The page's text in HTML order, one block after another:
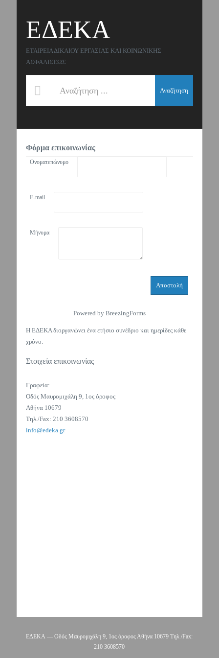
ΕΔΕΚΑ
ΕΤΑΙΡΕΙΑ ΔΙΚΑΙΟΥ ΕΡΓΑΣΙΑΣ ΚΑΙ ΚΟΙΝΩΝΙΚΗΣ
ΑΣΦΑΛΙΣΕΩΣ
Αναζήτηση
Φόρμα επικοινωνίας
Ονοματεπώνυμο
E-mail
Μήνυμα
Αποστολή
Powered by BreezingForms
Η ΕΔΕΚΑ διοργανώνει ένα ετήσιο συνέδριο και ημερίδες κάθε
χρόνο.
Στοιχεία επικοινωνίας
Γραφεία:
Οδός Μαυρομιχάλη 9, 1ος όροφος
Αθήνα 10679
Τηλ./Fax: 210 3608570
info@edeka.gr
ΕΔΕΚΑ — Οδός Μαυρομιχάλη 9, 1ος όροφος Αθήνα 10679 Τηλ./Fax:
210 3608570